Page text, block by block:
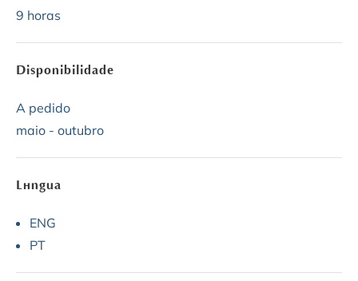
9 horas
Disponibilidade
A pedido
maio - outubro
Língua
ENG
PT